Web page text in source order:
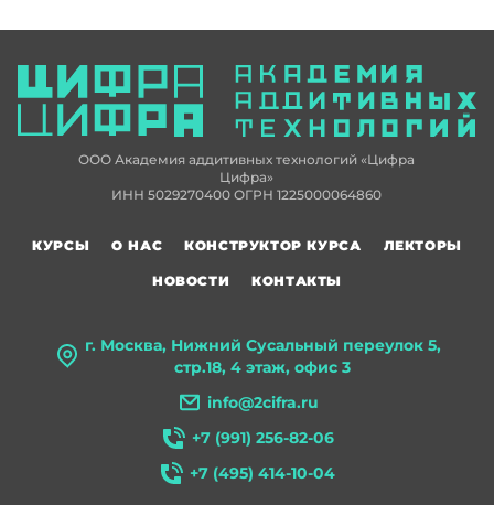
ООО Академия аддитивных технологий «Цифра
Цифра»
ИНН 5029270400 ОГРН 1225000064860
г. Москва, Нижний Сусальный переулок 5,
стр.18, 4 этаж, офис 3
info@2cifra.ru
+7 (991) 256-82-06
+7 (495) 414-10-04
КУРСЫ О НАС КОНСТРУКТОР КУРСА
ЛЕКТОРЫ
НОВОСТИ
КОНТАКТЫ